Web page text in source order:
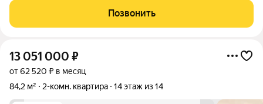
совмещенный
Позвонить
13 051 000 ₽
от 62 520 ₽ в месяц
84,2 м²
2-комн. квартира 14 этаж из 14